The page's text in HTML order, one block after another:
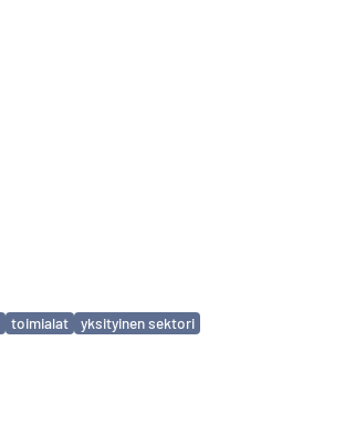
toimialat
yksityinen sektori